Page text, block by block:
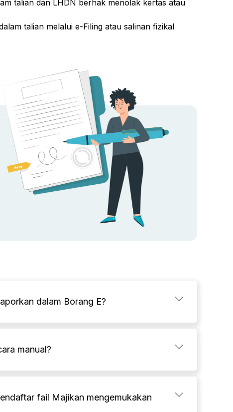
talian dan LHDN berhak menolak kertas atau
talian melalui e-Filing atau salinan fizikal
dalam Borang E?
manual?
fail Majikan mengemukakan